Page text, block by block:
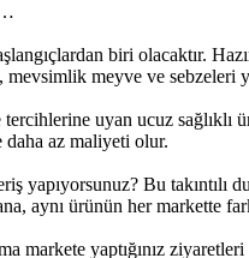
biri olacaktır.
mevsimlik meyve ve
uyan ucuz
daha az maliyeti olur.
yapıyorsunuz? Bu
aynı ürünün her markette
markete yaptığınız